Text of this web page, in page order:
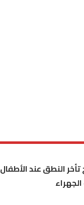
النطق عند الأطفال